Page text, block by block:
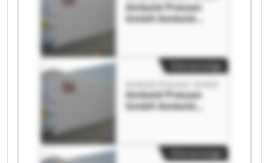
Ambold Pressen
GmbH Ambold
Ambold Pressen
GmbH Ambold
Kleinanzeige
Kleinanzeige